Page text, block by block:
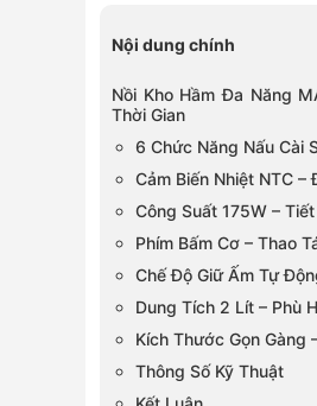
Nội dung chính
Nồi Kho Hầm Đa Năng
Thời Gian
6 Chức Năng Nấu Cài
Cảm Biến Nhiệt NTC
Công Suất 175W –
Phím Bấm Cơ – Thao
Chế Độ Giữ Ấm Tự
Dung Tích 2 Lít – Phù
Kích Thước Gọn Gàng
Thông Số Kỹ Thuật